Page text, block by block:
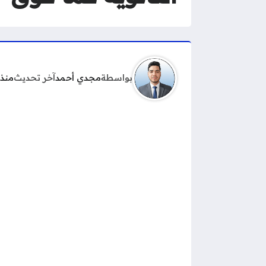
بواسطةمجدي أحمدآخر تحديثمنذ 4